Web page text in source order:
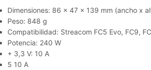
Dimensiones: 86 x 47 x 139 mm (ancho x
Peso: 848 g
Compatibilidad: Streacom FC5 Evo, FC9,
Potencia: 240 W
+ 3,3 V: 10 A
5 10 A